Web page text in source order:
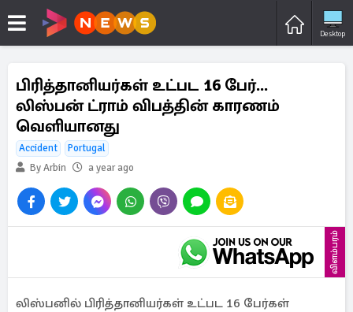
Desktop
பிரித்தானியர்கள் உட்பட 16 பேர்...
லிஸ்பன் ட்ராம் விபத்தின் காரணம்
வெளியானது
Accident
Portugal
By Arbin
a year ago
விளம்பரம்
லிஸ்பனில் பிரித்தானியர்கள் உட்பட 16 பேர்கள்